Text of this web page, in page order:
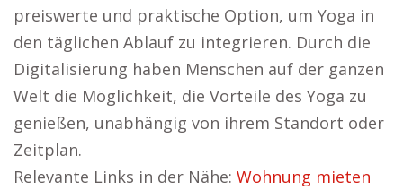
preiswerte und praktische Option, um Yoga in
den täglichen Ablauf zu integrieren. Durch die
Digitalisierung haben Menschen auf der ganzen
Welt die Möglichkeit, die Vorteile des Yoga zu
genießen, unabhängig von ihrem Standort oder
Zeitplan.
Relevante Links in der Nähe: Wohnung mieten